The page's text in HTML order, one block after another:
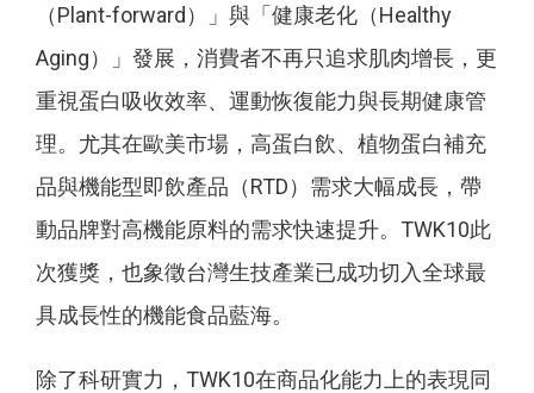
（Plant-forward）」與「健康老化（Healthy
Aging）」發展，消費者不再只追求肌肉增長，更
重視蛋白吸收效率、運動恢復能力與長期健康管
理。尤其在歐美市場，高蛋白飲、植物蛋白補充
品與機能型即飲產品（RTD）需求大幅成長，帶
動品牌對高機能原料的需求快速提升。TWK10此
次獲獎，也象徵台灣生技產業已成功切入全球最
具成長性的機能食品藍海。
除了科研實力，TWK10在商品化能力上的表現同